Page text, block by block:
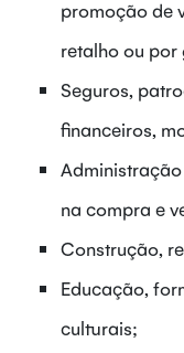
promoção de
retalho ou por
Seguros,
financeiros,
na compra e
Construção,
Educação,
culturais;